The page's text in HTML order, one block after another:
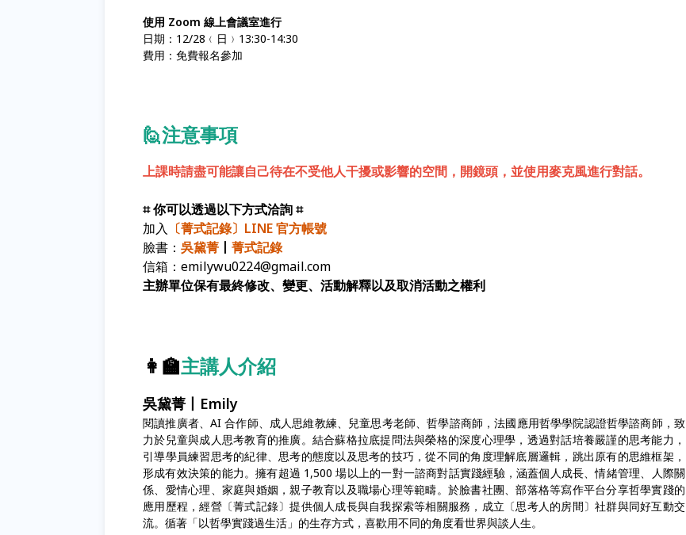
使用 Zoom 線上會議室進行
日期：12/28﹙日﹚13:30-14:30
費用：免費報名參加
🙋注意事項
上課時請盡可能讓自己待在不受他人干擾或影響的空間，開鏡頭，並使用麥克風進行對話。
⌗ 你可以透過以下方式洽詢 ⌗
加入 〔菁式記錄〕LINE 官方帳號
臉書： 吳黛菁 丨 菁式記錄
信箱：emilywu0224@gmail.com
主辦單位保有最終修改、變更、活動解釋以及取消活動之權利
👩‍🏫主講人介紹
吳黛菁丨Emily
閱讀推廣者、AI 合作師、成人思維教練、兒童思考老師、哲學諮商師，法國應用哲學學院認證哲學諮商師，致
力於兒童與成人思考教育的推廣。結合蘇格拉底提問法與榮格的深度心理學，透過對話培養嚴謹的思考能力，
引導學員練習思考的紀律、思考的態度以及思考的技巧，從不同的角度理解底層邏輯，跳出原有的思維框架，
形成有效決策的能力。擁有超過 1,500 場以上的一對一諮商對話實踐經驗，涵蓋個人成長、情緒管理、人際關
係、愛情心理、家庭與婚姻，親子教育以及職場心理等範疇。於臉書社團、部落格等寫作平台分享哲學實踐的
應用歷程，經營〔菁式記錄〕提供個人成長與自我探索等相關服務，成立〔思考人的房間〕社群與同好互動交
流。循著「以哲學實踐過生活」的生存方式，喜歡用不同的角度看世界與談人生。